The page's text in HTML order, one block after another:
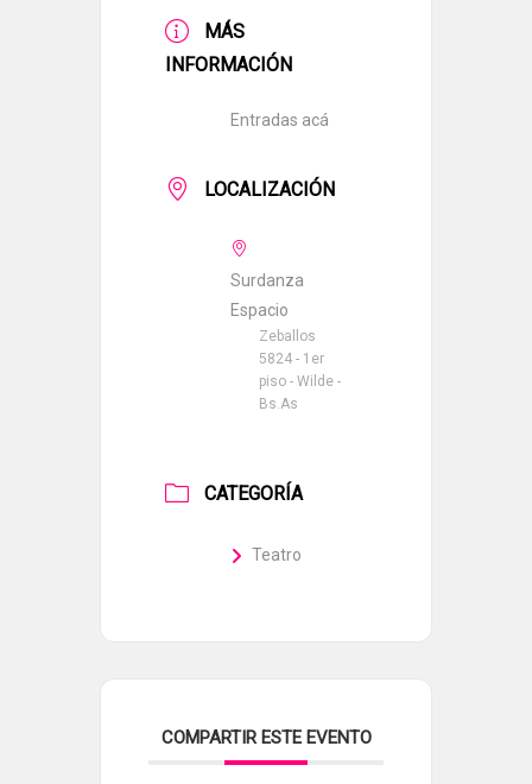
MÁS
INFORMACIÓN
Entradas acá
LOCALIZACIÓN
Surdanza
Espacio
Zeballos
5824 - 1er
piso - Wilde -
Bs.As
CATEGORÍA
Teatro
COMPARTIR ESTE EVENTO